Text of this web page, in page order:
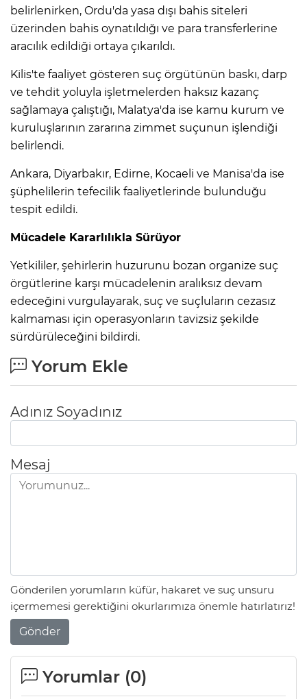
belirlenirken, Ordu'da yasa dışı bahis siteleri
üzerinden bahis oynatıldığı ve para transferlerine
aracılık edildiği ortaya çıkarıldı.
Kilis'te faaliyet gösteren suç örgütünün baskı, darp
ve tehdit yoluyla işletmelerden haksız kazanç
sağlamaya çalıştığı, Malatya'da ise kamu kurum ve
kuruluşlarının zararına zimmet suçunun işlendiği
belirlendi.
Ankara, Diyarbakır, Edirne, Kocaeli ve Manisa'da ise
şüphelilerin tefecilik faaliyetlerinde bulunduğu
tespit edildi.
Mücadele Kararlılıkla Sürüyor
Yetkililer, şehirlerin huzurunu bozan organize suç
örgütlerine karşı mücadelenin aralıksız devam
edeceğini vurgulayarak, suç ve suçluların cezasız
kalmaması için operasyonların tavizsiz şekilde
sürdürüleceğini bildirdi.
Yorum Ekle
Adınız Soyadınız
Mesaj
Gönderilen yorumların küfür, hakaret ve suç unsuru
içermemesi gerektiğini okurlarımıza önemle hatırlatırız!
Gönder
Yorumlar (0)